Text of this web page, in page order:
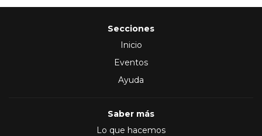
Secciones
Inicio
Eventos
Ayuda
Saber más
Lo que hacemos